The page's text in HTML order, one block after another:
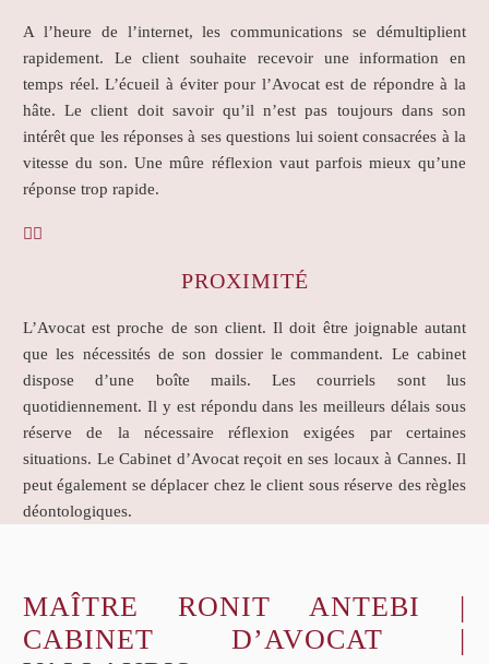
A l’heure de l’internet, les communications se démultiplient
rapidement. Le client souhaite recevoir une information en
temps réel. L’écueil à éviter pour l’Avocat est de répondre à la
hâte. Le client doit savoir qu’il n’est pas toujours dans son
intérêt que les réponses à ses questions lui soient consacrées à la
vitesse du son. Une mûre réflexion vaut parfois mieux qu’une
réponse trop rapide.

PROXIMITÉ
L’Avocat est proche de son client. Il doit être joignable autant
que les nécessités de son dossier le commandent. Le cabinet
dispose d’une boîte mails. Les courriels sont lus
quotidiennement. Il y est répondu dans les meilleurs délais sous
réserve de la nécessaire réflexion exigées par certaines
situations. Le Cabinet d’Avocat reçoit en ses locaux à Cannes. Il
peut également se déplacer chez le client sous réserve des règles
déontologiques.
MAÎTRE RONIT ANTEBI |
CABINET D’AVOCAT |